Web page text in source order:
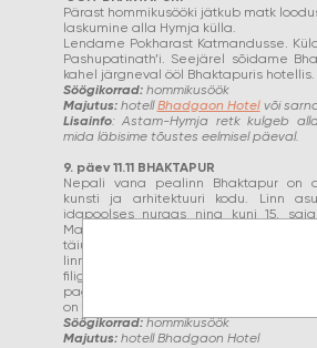
Pärast hommikusööki jätkub matk
laskumine alla Hymja külla.
Lendame Pokharast Katmandusse.
Pashupatinath’i. Seejärel sõidame
kahel järgneval ööl Bhaktapuris hotellis.
Söögikorrad: hommikusöök
Majutus:hotellBhadgaon Hotelvõi
Lisainfo: Astam-Hymja retk kulgeb
mida läbisime tõustes eelmisel päeval.
9. päev 11.11 BHAKTAPUR
Nepali vana pealinn Bhaktapur on
kunsti ja arhitektuuri kodu. Linn
idapoolses nurgas ning kuni 15.
Malla dünastia. Öeldakse, et ükski
täiuslik ilma Bhaktapuri
linnaväljak ja kuulus viiekümne
filigraanselt nikerdatud
pagoodtemplid ja värvikirevad
on tuntud ka saviesemete valmistamise
Söögikorrad: hommikusöök
Majutus:hotell Bhadgaon Hotel